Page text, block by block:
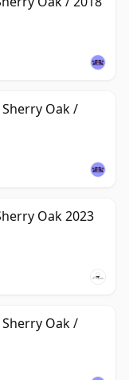
Oak /
Oak 2023
Oak /